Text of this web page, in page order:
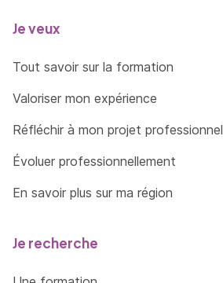
Je veux
Tout savoir sur la formation
Valoriser mon expérience
Réfléchir à mon projet professionnel
Évoluer professionnellement
En savoir plus sur ma région
Je recherche